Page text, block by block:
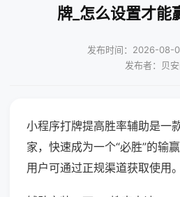
牌_怎么设置才能
发布时间：2026-08-
发布者：贝
小程序打牌提高胜率辅助是一
家，快速成为一个“必胜”的输
用户可通过正规渠道获取使用。